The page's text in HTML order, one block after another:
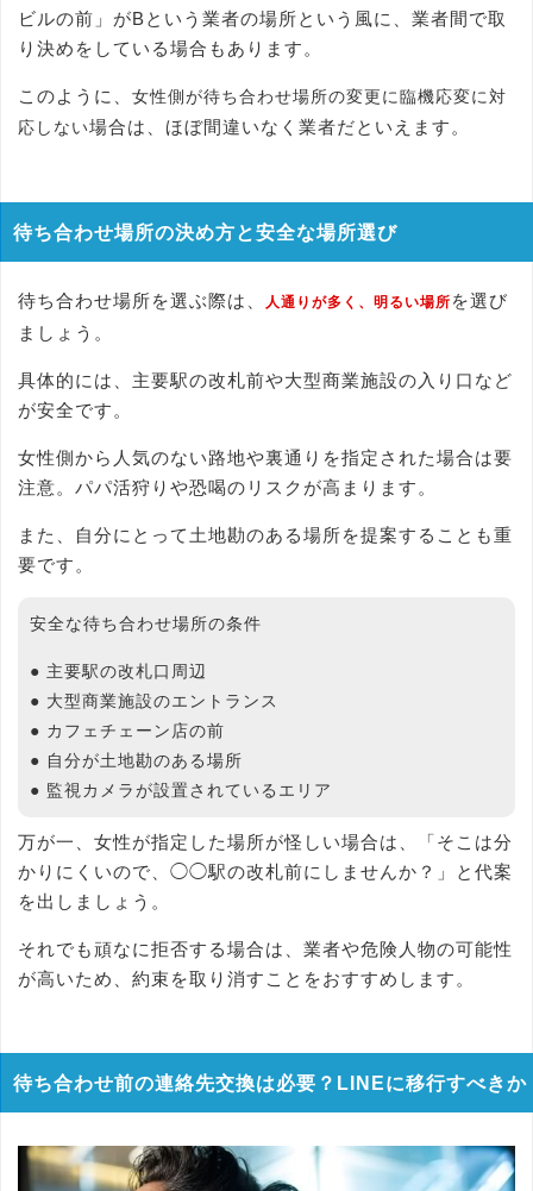
ビルの前」がBという業者の場所という風に、業者間で取
り決めをしている場合もあります。
このように、 女性側が待ち合わせ場所の変更に臨機応変に対
応しない場合は、ほぼ間違いなく業者だといえます。
待ち合わせ場所の決め方と安全な場所選び
待ち合わせ場所を選ぶ際は、 人通りが多く、明るい場所 を選び
ましょう。
具体的には、主要駅の改札前や大型商業施設の入り口など
が安全です。
女性側から人気のない路地や裏通りを指定された場合は要
注意。パパ活狩りや恐喝のリスクが高まります。
また、自分にとって土地勘のある場所を提案することも重
要です。
安全な待ち合わせ場所の条件
● 主要駅の改札口周辺
● 大型商業施設のエントランス
● カフェチェーン店の前
● 自分が土地勘のある場所
● 監視カメラが設置されているエリア
万が一、女性が指定した場所が怪しい場合は、「そこは分
かりにくいので、◯◯駅の改札前にしませんか？」と代案
を出しましょう。
それでも頑なに拒否する場合は、業者や危険人物の可能性
が高いため、約束を取り消すことをおすすめします。
待ち合わせ前の連絡先交換は必要？LINEに移行すべきか